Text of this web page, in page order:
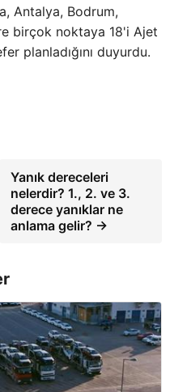
Antalya, Bodrum,
birçok noktaya 18'i Ajet
planladığını duyurdu.
Yanık dereceleri
nelerdir? 1., 2. ve 3.
derece yanıklar ne
anlama gelir? →